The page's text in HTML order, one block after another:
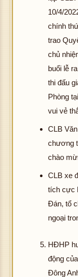
10/4/
chính
trao
chủ
buổi lễ
thi đấu
Phòng
vui vẻ
CLB
chương
chào
CLB xe
tích cực
Đán, tổ
ngoại
HĐHP
động
Đông